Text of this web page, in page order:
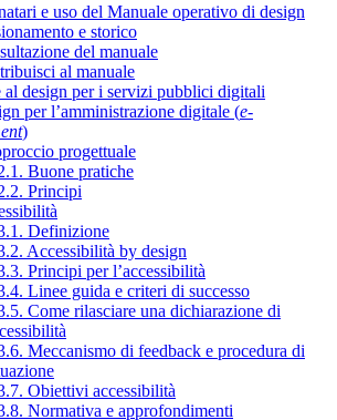
e uso del Manuale operativo di design
e storico
del manuale
al manuale
al design per i servizi pubblici digitali
per l’amministrazione digitale (e-
)
progettuale
Buone pratiche
Principi
Definizione
Accessibilità by design
Principi per l’accessibilità
Linee guida e criteri di successo
Come rilasciare una dichiarazione di
Meccanismo di feedback e procedura di
Obiettivi accessibilità
Normativa e approfondimenti